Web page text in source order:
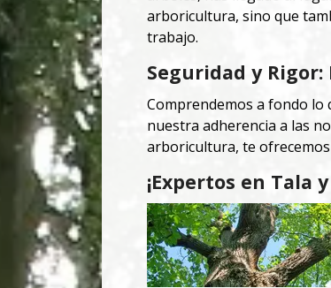
arboricultura, sino que
trabajo.
Seguridad y Rigor:
Comprendemos a fondo lo
nuestra adherencia a las
arboricultura, te
¡Expertos en Tala